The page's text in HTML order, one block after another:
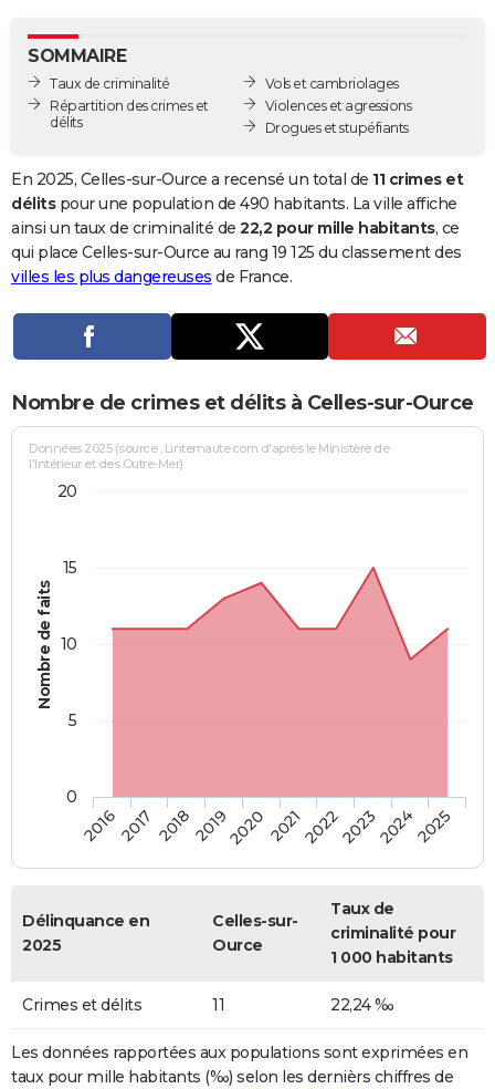
GUIDES D'ACHAT
BONS PLANS
Carte de Noël
Carte Bonne année
Carte Saint-Valentin
Carte Pâques
Carte d'anniversaire
DICTIONNAIRE
Dictionnaire
Biographies
Citations
Expressions
Proverbes
PROGRAMME TV
Se connecter
Entreprises
Service militaire
Avis de recherche
AVIS DE DÉCÈS
Bricolage
Lifestyle
Culture
Sport
Auto
Television
Voyage
Cinema
SOMMAIRE
Taux de criminalité
Répartition des crimes et
délits
Vols et cambriolages
Violences et agressions
Drogues et stupéfiants
En 2025, Celles-sur-Ource a recensé un total de 11 crimes et
délitspour une population de 490 habitants. La ville affiche
ainsi un taux de criminalité de 22,2 pour mille habitants, ce
qui place Celles-sur-Ource au rang 19 125 du classement des
villes les plus dangereuses de France.
Nombre de crimes et délits à Celles-sur-Ource
Nombre de faits
Données 2025 (source : Linternaute.com d'après le Ministère de
l'Intérieur et des Outre-Mer)
20162017 20182019202020212022202320242025
0
5
10
15
20
Délinquance en
2025
Celles-sur-
Ource
Taux de
criminalité pour
1 000 habitants
Crimes et délits 11 22,24 ‰
Les données rapportées aux populations sont exprimées en
taux pour mille habitants (‰) selon les dernièrs chiffres de